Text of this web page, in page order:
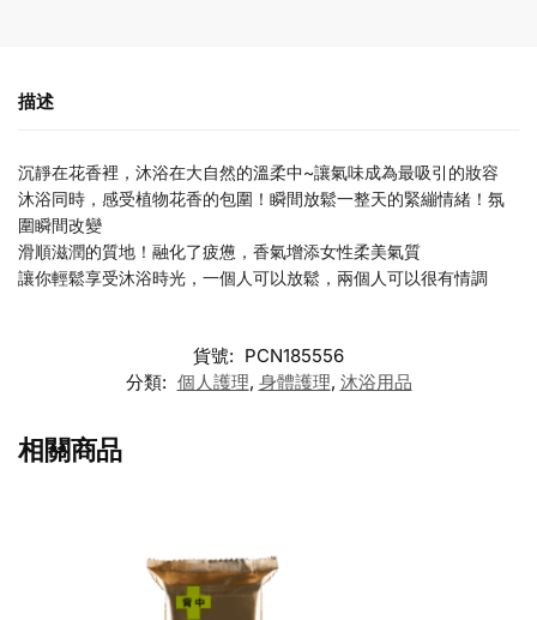
描述
沉靜在花香裡，沐浴在大自然的溫柔中~讓氣味成為最吸引的妝容
沐浴同時，感受植物花香的包圍！瞬間放鬆一整天的緊繃情緒！氛
圍瞬間改變
滑順滋潤的質地！融化了疲憊，香氣增添女性柔美氣質
讓你輕鬆享受沐浴時光，一個人可以放鬆，兩個人可以很有情調
貨號: PCN185556
分類: 個人護理, 身體護理, 沐浴用品
相關商品